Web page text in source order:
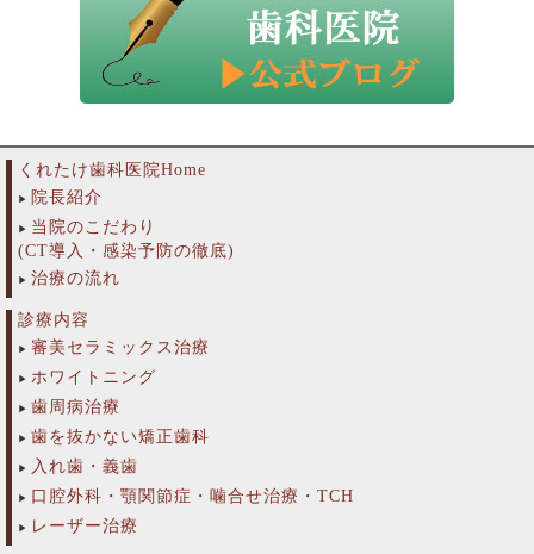
くれたけ歯科医院Home
院長紹介
当院のこだわり
(CT導入・感染予防の徹底)
治療の流れ
診療内容
審美セラミックス治療
ホワイトニング
歯周病治療
歯を抜かない矯正歯科
入れ歯・義歯
口腔外科・顎関節症・噛合せ治療・TCH
レーザー治療